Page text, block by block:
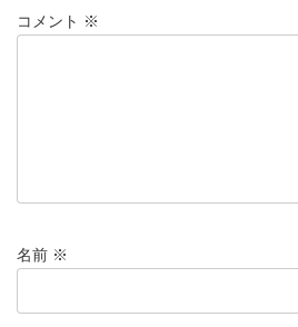
コメント ※
名前 ※